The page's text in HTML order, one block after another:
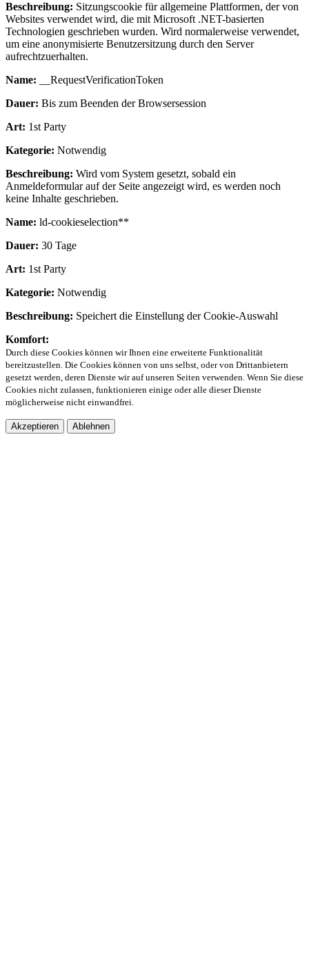
Beschreibung: Sitzungscookie für allgemeine Plattformen, der von
Websites verwendet wird, die mit Microsoft .NET-basierten
Technologien geschrieben wurden. Wird normalerweise verwendet,
um eine anonymisierte Benutzersitzung durch den Server
aufrechtzuerhalten.
Name: __RequestVerificationToken
Dauer: Bis zum Beenden der Browsersession
Art: 1st Party
Kategorie: Notwendig
Beschreibung: Wird vom System gesetzt, sobald ein
Anmeldeformular auf der Seite angezeigt wird, es werden noch
keine Inhalte geschrieben.
Name: ld-cookieselection**
Dauer: 30 Tage
Art: 1st Party
Kategorie: Notwendig
Beschreibung: Speichert die Einstellung der Cookie-Auswahl
Komfort:
Durch diese Cookies können wir Ihnen eine erweiterte Funktionalität
bereitzustellen. Die Cookies können von uns selbst, oder von Drittanbietern
gesetzt werden, deren Dienste wir auf unseren Seiten verwenden. Wenn Sie diese
Cookies nicht zulassen, funktionieren einige oder alle dieser Dienste
möglicherweise nicht einwandfrei.
Akzeptieren Ablehnen